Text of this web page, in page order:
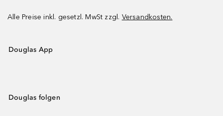
Alle Preise inkl. gesetzl. MwSt zzgl. Versandkosten.
Douglas App
Douglas folgen